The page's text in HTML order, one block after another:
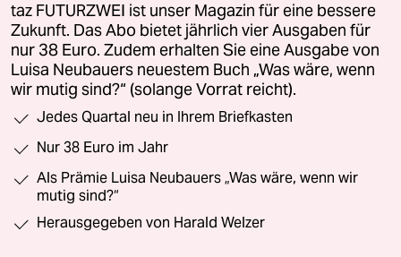
taz FUTURZWEI ist unser Magazin für eine bessere
Zukunft. Das Abo bietet jährlich vier Ausgaben für
nur 38 Euro. Zudem erhalten Sie eine Ausgabe von
Luisa Neubauers neuestem Buch „Was wäre, wenn
wir mutig sind?“ (solange Vorrat reicht).
Jedes Quartal neu in Ihrem Briefkasten
Nur 38 Euro im Jahr
Als Prämie Luisa Neubauers „Was wäre, wenn wir
mutig sind?“
Herausgegeben von Harald Welzer